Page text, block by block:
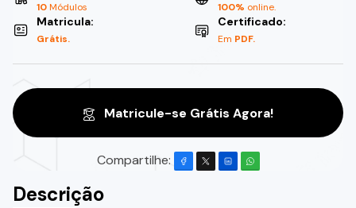
10Módulos 100% online.
Matricula:
Grátis.
Certificado:
Em PDF.
Matricule-se Grátis Agora!
Compartilhe:
Descrição